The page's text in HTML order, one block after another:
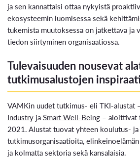
ja sen kannattaisi ottaa nykyistä
ekosysteemin luomisessa sekä
tukemista muutoksessa on jatkettava ja
tiedon siirtyminen organisaatiossa.
Tulevaisuuden nousevat
tutkimusalustojen
VAMKin uudet tutkimus- eli TKI-alustat
Industry jaSmart Well-Being – aloittivat
2021. Alustat tuovat yhteen koulutus- ja
tutkimusorganisaatioita,
ja kolmatta sektoria sekä kansalaisia.